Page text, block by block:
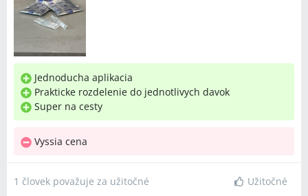
Jednoducha aplikacia
Prakticke rozdelenie do jednotlivych davok
Super na cesty
Vyssia cena
1 človek považuje za užitočné Užitočné